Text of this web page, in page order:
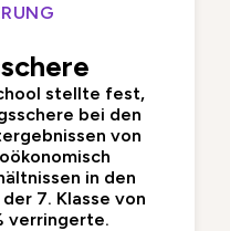
stellte fest,
bei den
von
in den
7. Klasse von
verringerte.